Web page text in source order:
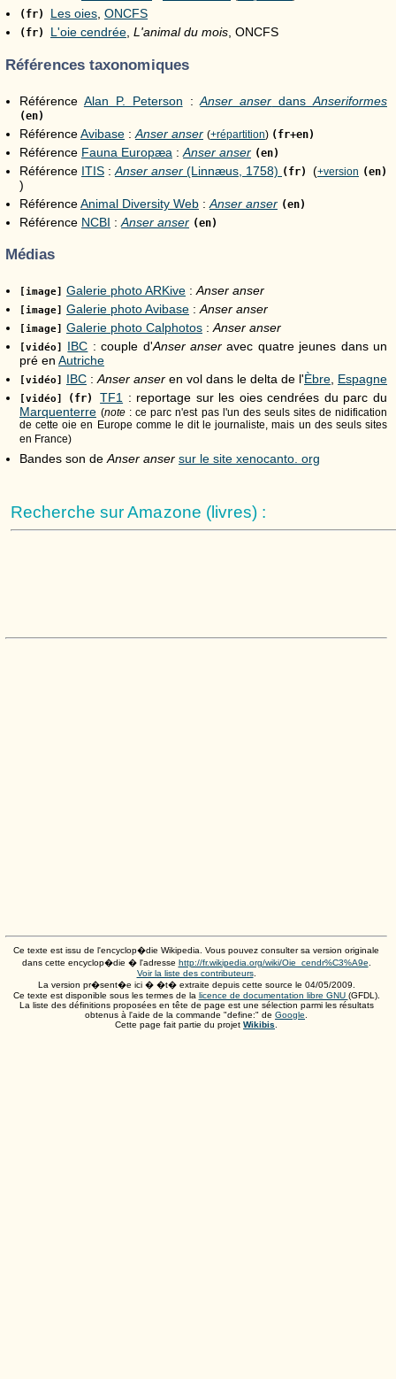
(fr) Les oies, ONCFS
(fr) L'oie cendrée, L'animal du mois, ONCFS
Références taxonomiques
Référence Alan P. Peterson :Anser anser dans Anseriformes
(en)
RéférenceAvibase : Anser anser (+répartition) (fr+en)
Référence Fauna Europæa : Anser anser (en)
Référence ITIS : Anser anser (Linnæus, 1758) (fr) (+version (en)
)
RéférenceAnimal Diversity Web : Anser anser (en)
Référence NCBI : Anser anser (en)
Médias
[image] Galerie photo ARKive : Anser anser
[image] Galerie photo Avibase : Anser anser
[image] Galerie photo Calphotos : Anser anser
[vidéo] IBC : couple d'Anser anser avec quatre jeunes dans un
pré en Autriche
[vidéo] IBC : Anser anser en vol dans le delta de l'Èbre Espagne
[vidéo] (fr) TF1
: reportage sur les oies cendrées du parc du
Marquenterre (note : ce parc n'est pas l'un des seuls sites de nidification
de cette oie en Europe comme le dit le journaliste, mais un des seuls sites
en France)
Bandes son de Anser anser sur le site xenocanto. org
Recherche sur Amazone (livres) :
Ce texte est issu de l'encyclop�die Wikipedia. Vous pouvez consulter sa version originale
dans cette encyclop�die � l'adresse http://fr.wikipedia.org/wiki/Oie_cendr%C3%A9e
Voir la liste des contributeurs.
La version pr�sent�e ici � �t� extraite depuis cette source le 04/05/2009
Ce texte est disponible sous les termes de la licence de documentation libre GNU (GFDL).
La liste des définitions proposées en tête de page est une sélection parmi les résultats
obtenus à l'aide de la commande "define:" de Google
Cette page fait partie du projet Wikibis